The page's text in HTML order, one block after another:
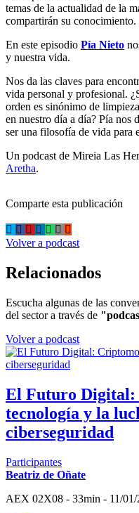
temas de la actualidad de la
compartirán su conocimiento.
En este episodio Pía Nieto
y nuestra vida.
Nos da las claves para
vida personal y profesional.
orden es sinónimo de
en nuestro día a día? Pía nos
ser una filosofía de vida para
Un podcast de Mireia Las
Aretha.
Comparte esta publicación
Volver a podcast
Relacionados
Escucha algunas de las
del sector a través de
Volver a podcast
El Futuro Digital:
tecnología y la
ciberseguridad
Participantes
Beatriz de Oñate
AEX 02X08 - 33min - 11/01/